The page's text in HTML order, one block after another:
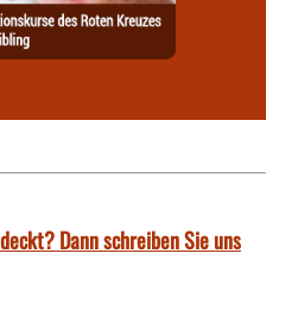
Dann schreiben Sie uns